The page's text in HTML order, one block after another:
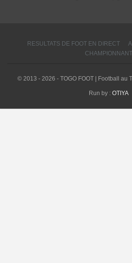
RESULTATS DE FOOT EN DIRECT
CHAMPIONNANT
© 2013 - 2026 - TOGO FOOT | Football au
Run by : OTIYA